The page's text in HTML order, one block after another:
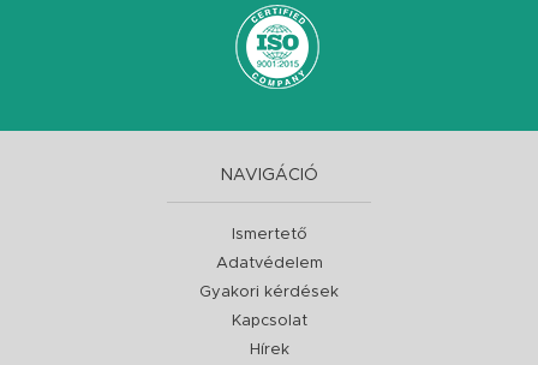
NAVIGÁCIÓ
Ismertető
Adatvédelem
Gyakori kérdések
Kapcsolat
Hírek